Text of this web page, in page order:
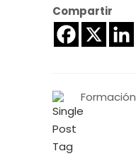
Compartir
Formación